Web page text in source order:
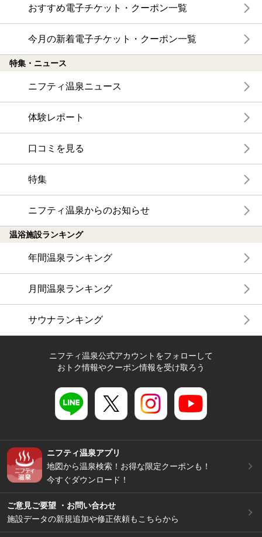
おすすめ電子チケット・クーポン一覧
今月の新着電子チケット・クーポン一覧
特集・ニュース
ニフティ温泉ニュース
体験レポート
口コミを見る
特集
ニフティ温泉からのお知らせ
温浴施設ランキング
年間温泉ランキング
月間温泉ランキング
サウナランキング
ニフティ温泉公式アカウントをフォローして
おトク情報やクーポン情報を受け取ろう
ニフティ温泉アプリ
地図から温泉検索！お得な限定クーポンも！
今すぐダウンロード！
ご意見ご要望 ・お問い合わせ
施設データの新規追加や修正依頼もこちらから